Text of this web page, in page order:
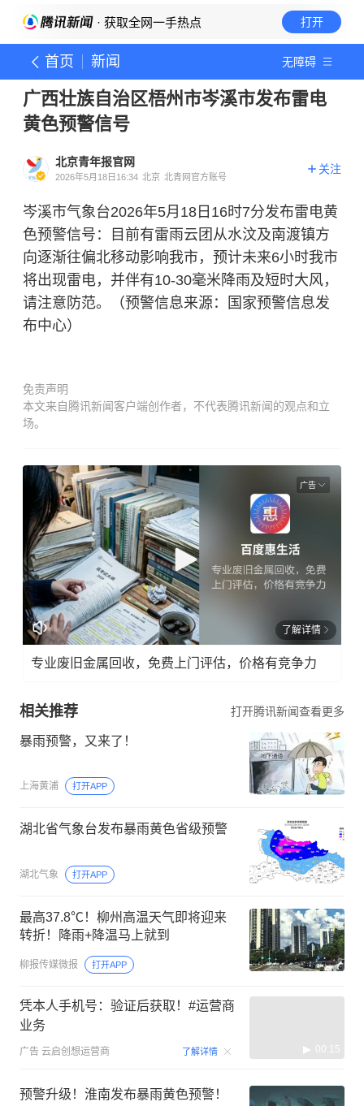
· 获取全网一手热点 打开
首页 新闻 无障碍
广西壮族自治区梧州市岑溪市发布雷电
黄色预警信号
北京青年报官网
2026年5月18日16:34 北京 北青网官方账号
关注
岑溪市气象台2026年5月18日16时7分发布雷电黄
色预警信号：目前有雷雨云团从水汶及南渡镇方
向逐渐往偏北移动影响我市，预计未来6小时我市
将出现雷电，并伴有10-30毫米降雨及短时大风，
请注意防范。（预警信息来源：国家预警信息发
布中心）
免责声明
本文来自腾讯新闻客户端创作者，不代表腾讯新闻的观点和立
场。
广告
了解详情
专业废旧金属回收，免费上门评估，价格有竞争力
相关推荐 打开腾讯新闻查看更多
暴雨预警，又来了！
上海黄浦 打开APP
湖北省气象台发布暴雨黄色省级预警
湖北气象 打开APP
最高37.8℃！柳州高温天气即将迎来
转折！降雨+降温马上就到
柳报传媒微报 打开APP
凭本人手机号：验证后获取！#运营商
业务
广告 云启创想运营商 了解详情 00:15
预警升级！淮南发布暴雨黄色预警！